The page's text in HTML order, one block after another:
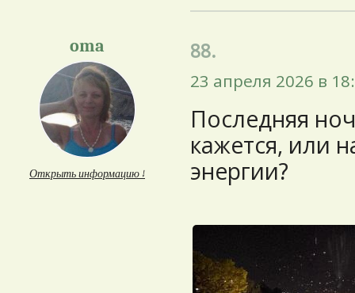
oma
Открыть информацию ↓
88.
23 апреля 2026 в
Последняя
кажется, или
энергии?